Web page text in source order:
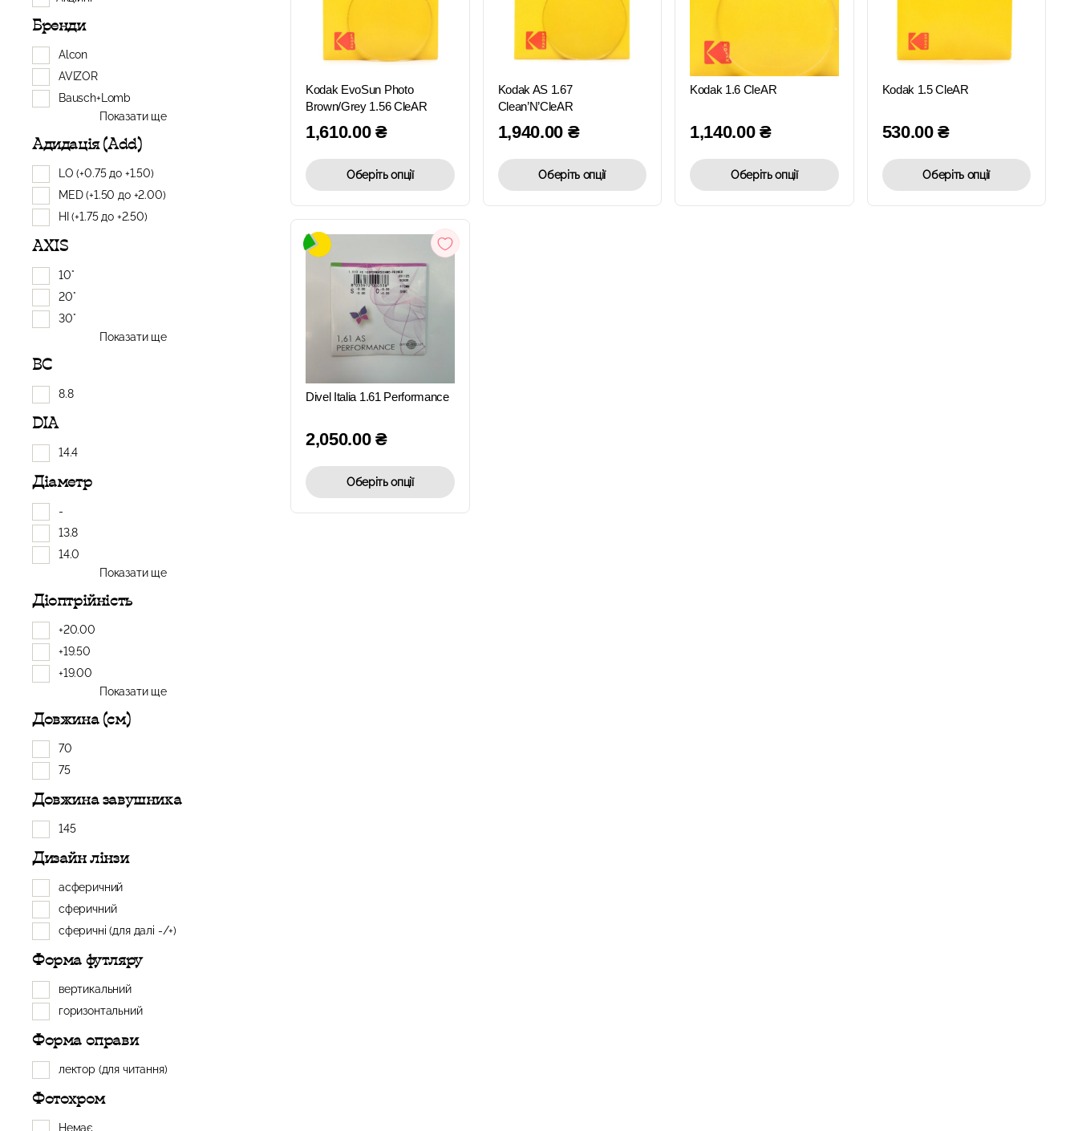
ПЕРЕГЛЯД
Kodak EvoSun Photo
Brown/Grey 1.56 CleAR
1,610.00₴
Оберіть опції
ШВИДКИЙ
ПЕРЕГЛЯД
Kodak AS 1.67
Clean’N’CleAR
1,940.00 ₴
Оберіть опції
Kodak 1.6 CleAR
1,140.00₴
Оберіть опції
ПЕРЕГЛЯД
Kodak 1.5 CleAR
530.00₴
Оберіть опції
ШВИДКИЙ
Divel Italia 1.61 Performance
2,050.00₴
Оберіть опції
Бренди
Alcon
AVIZOR
Bausch+Lomb
Показати ще
Адидація (Add)
LO (+0.75 до +1.50)
MED (+1.50 до +2.00)
HI (+1.75 до +2.50)
AXIS
10°
20°
30°
Показати ще
BC
8.8
DIA
14.4
Діаметр
-
13.8
14.0
Показати ще
Діоптрійність
+20.00
+19.50
+19.00
Показати ще
Довжина (см)
70
75
Довжина завушника
145
Дизайн лінзи
асферичний
сферичний
сферичні (для далі -/+)
Форма футляру
вертикальний
горизонтальний
Форма оправи
лектор (для читання)
Фотохром
Немає